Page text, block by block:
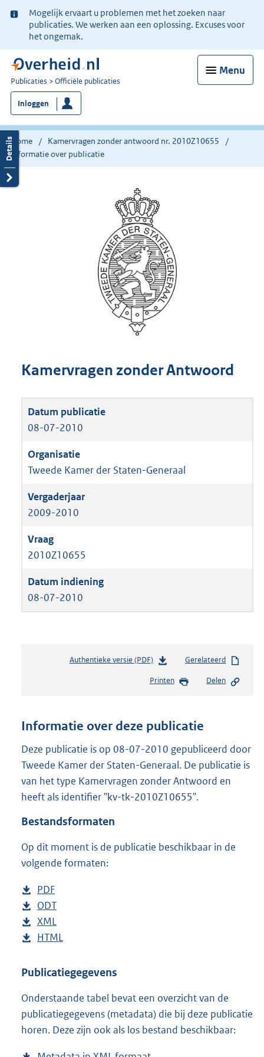
Ter
informatie:
Mogelijk ervaart u problemen met het zoeken naar
publicaties. We werken aan een oplossing. Excuses voor
het ongemak.
Menu
U
bent
nu
hier:
Publicaties Officiële publicaties
Inloggen
Home
Kamervragen zonder antwoord nr. 2010Z10655
Informatie over publicatie
Kamervragen zonder Antwoord
08-07-2010
Tweede Kamer der Staten-Generaal
2009-2010
2010Z10655
08-07-2010
Authentieke versie (PDF)b
s
n
s
r
o
o
:
Gerelateerd
Printen Delen
Informatie over deze publicatie
Deze publicatie is op 08-07-2010 gepubliceerd door
Tweede Kamer der Staten-Generaal. De publicatie is
van het type Kamervragen zonder Antwoord en
heeft als identifier "kv-tk-2010Z10655".
Bestandsformaten
Op dit moment is de publicatie beschikbaar in de
volgende formaten:
D
o
w
n
o
d
p
u
PDF
e
s
t
n
s
g
r
D
o
w
l
a
d
p
ODT
s
a
d
s
g
D
o
n
o
a
d
XML
e
t
n
d
s
D
w
l
o
a
HTML
s
a
n
d
Publicatiegegevens
Onderstaande tabel bevat een overzicht van de
publicatiegegevens (metadata) die bij deze publicatie
horen. Deze zijn ook als los bestand beschikbaar: